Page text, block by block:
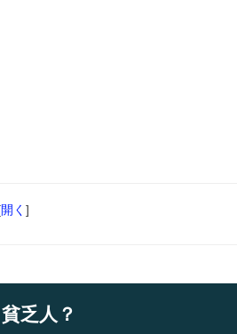
開く ]
乏人？